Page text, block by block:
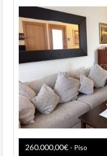
260.000,00€ - Piso